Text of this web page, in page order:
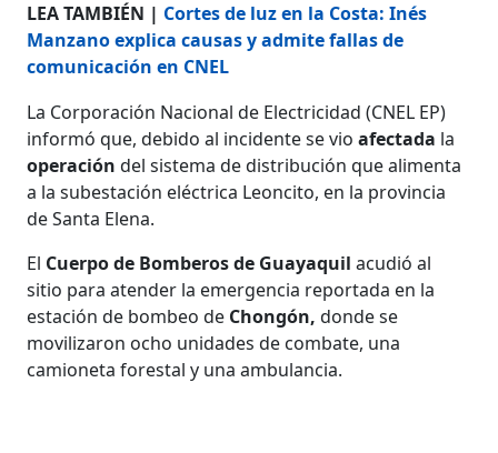
LEA TAMBIÉN | Cortes de luz en la Costa: Inés
Manzano explica causas y admite fallas de
comunicación en CNEL
La Corporación Nacional de Electricidad (CNEL EP)
informó que, debido al incidente se vioafectada la
operación del sistema de distribución que alimenta
a la subestación eléctrica Leoncito, en la provincia
de Santa Elena.
El Cuerpo de Bomberos de Guayaquil acudió al
sitio para atender la emergencia reportada en la
estación de bombeo de Chongón, donde se
movilizaron ocho unidades de combate, una
camioneta forestal y una ambulancia.